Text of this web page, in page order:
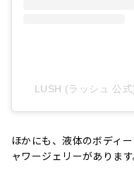
LUSH (ラッシュ 公
ほかにも、液体のボディ
ャワージェリーがあります